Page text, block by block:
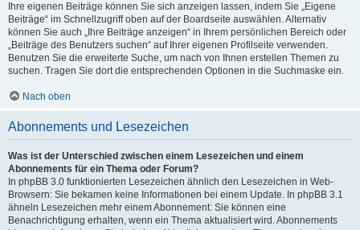
Ihre eigenen Beiträge können Sie sich anzeigen lassen, indem Sie „Eigene
Beiträge“ im Schnellzugriff oben auf der Boardseite auswählen. Alternativ
können Sie auch „Ihre Beiträge anzeigen“ in Ihrem persönlichen Bereich oder
„Beiträge des Benutzers suchen“ auf Ihrer eigenen Profilseite verwenden.
Benutzen Sie die erweiterte Suche, um nach von Ihnen erstellen Themen zu
suchen. Tragen Sie dort die entsprechenden Optionen in die Suchmaske ein.
Nach oben
Abonnements und Lesezeichen
Was ist der Unterschied zwischen einem Lesezeichen und einem
Abonnements für ein Thema oder Forum?
In phpBB 3.0 funktionierten Lesezeichen ähnlich den Lesezeichen in Web-
Browsern: Sie bekamen keine Informationen bei einem Update. In phpBB 3.1
ähneln Lesezeichen mehr einem Abonnement: Sie können eine
Benachrichtigung erhalten, wenn ein Thema aktualisiert wird. Abonnements